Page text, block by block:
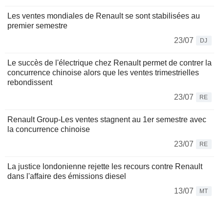
Les ventes mondiales de Renault se sont stabilisées au
premier semestre
23/07
DJ
Le succès de l'électrique chez Renault permet de contrer la
concurrence chinoise alors que les ventes trimestrielles
rebondissent
23/07
RE
Renault Group-Les ventes stagnent au 1er semestre avec
la concurrence chinoise
23/07
RE
La justice londonienne rejette les recours contre Renault
dans l'affaire des émissions diesel
13/07
MT